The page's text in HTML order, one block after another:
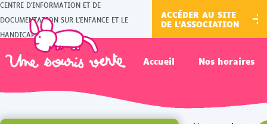
CENTRE D'INFORMATION ET DE
DOCUMENTATION SUR L'ENFANCE ET LE
HANDICAP
ACCÉDER AU SITE
DE L'ASSOCIATION
Accueil Nos horaires